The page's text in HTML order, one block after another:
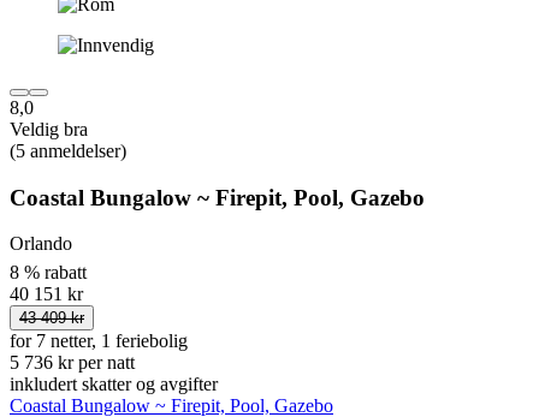
8,0
Veldig bra
(5 anmeldelser)
Coastal Bungalow ~ Firepit, Pool, Gazebo
Orlando
8 % rabatt
40 151 kr
43 409 kr
for 7 netter, 1 feriebolig
5 736 kr per natt
inkludert skatter og avgifter
Coastal Bungalow ~ Firepit, Pool, Gazebo